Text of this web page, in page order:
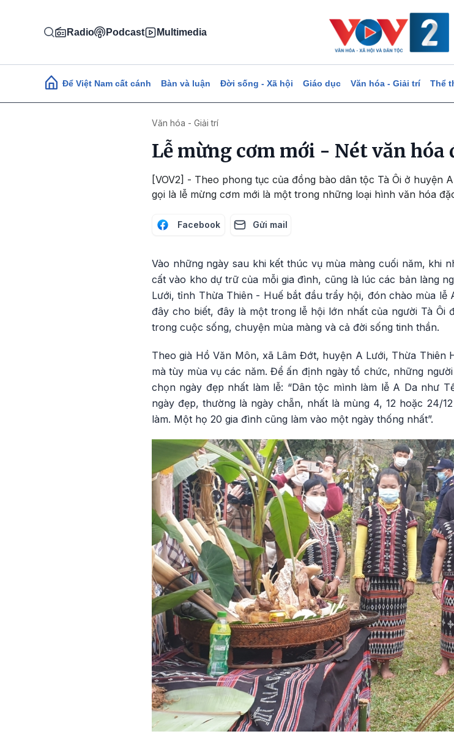
Radio Podcast Multimedia
Main navigation
Để Việt Nam cất cánh Bàn và luận Đời sống - Xã hội Giáo dục Văn hóa - Giải trí Thể
Văn hóa - Giải trí
Lễ mừng cơm mới - Nét văn hóa
[VOV2] - Theo phong tục của đồng bào dân tộc Tà Ôi ở huyện
gọi là lễ mừng cơm mới là một trong những loại hình văn hóa
Facebook Gửi mail
Vào những ngày sau khi kết thúc vụ mùa màng cuối năm, khi
cất vào kho dự trữ của mỗi gia đình, cũng là lúc các bản làng
Lưới, tỉnh Thừa Thiên - Huế bắt đầu trẩy hội, đón chào mùa lễ
đây cho biết, đây là một trong lễ hội lớn nhất của người Tà
trong cuộc sống, chuyện mùa màng và cả đời sống tinh thần.
Theo già Hồ Văn Môn, xã Lâm Đớt, huyện A Lưới, Thừa
mà tùy mùa vụ các năm. Để ấn định ngày tổ chức, những
chọn ngày đẹp nhất làm lễ: “Dân tộc mình làm lễ A Da như
ngày đẹp, thường là ngày chẵn, nhất là mùng 4, 12 hoặc 24/
làm. Một họ 20 gia đình cũng làm vào một ngày thống nhất”.